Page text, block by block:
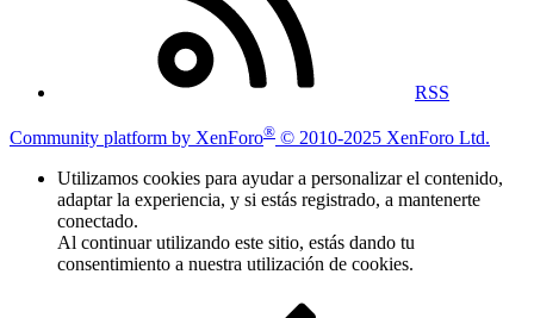
RSS
Community platform by XenForo® © 2010-2025 XenForo Ltd.
Utilizamos cookies para ayudar a personalizar el contenido,
adaptar la experiencia, y si estás registrado, a mantenerte
conectado.
Al continuar utilizando este sitio, estás dando tu
consentimiento a nuestra utilización de cookies.